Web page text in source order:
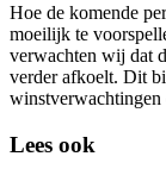
Hoe de komende
moeilijk te
verwachten wij dat
verder afkoelt. Dit
winstverwachtingen
Lees ook